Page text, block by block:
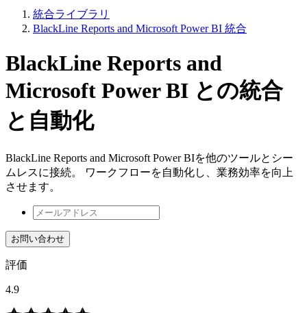
統合ライブラリ
BlackLine Reports and Microsoft Power BI 統合
BlackLine Reports and
Microsoft Power BI との統合
と自動化
BlackLine Reports and Microsoft Power BIを他のツールとシー
ムレスに接続。 ワークフローを自動化し、業務効率を向上
させます。
お問い合わせ
評価
4.9